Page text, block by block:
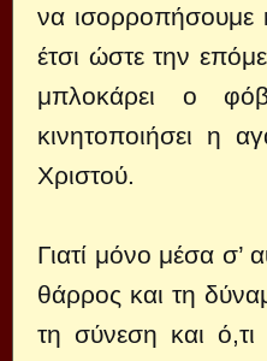
να ισορροπήσουμε
έτσι ώστε την
μπλοκάρει ο
κινητοποιήσει η
Χριστού.
Γιατί μόνο μέσα σ’
θάρρος και τη
τη σύνεση και ό,τι